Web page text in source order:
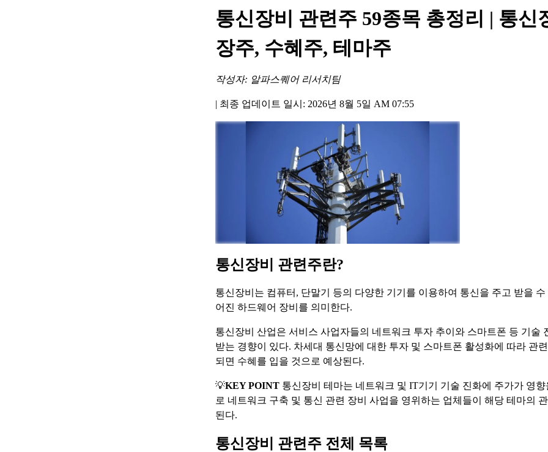
통신장비 관련주 59종목 총정리 | 통신
장주, 수혜주, 테마주
작성자: 알파스퀘어 리서치팀
| 최종 업데이트 일시: 2026년 8월 5일 AM 07:55
통신장비 관련주란?
통신장비는 컴퓨터, 단말기 등의 다양한 기기를 이용하여 통신을 주고 받을
어진 하드웨어 장비를 의미한다.
통신장비 산업은 서비스 사업자들의 네트워크 투자 추이와 스마트폰 등 기술
받는 경향이 있다. 차세대 통신망에 대한 투자 및 스마트폰 활성화에 따라 관
되면 수혜를 입을 것으로 예상된다.
💡KEY POINT 통신장비 테마는 네트워크 및 IT기기 기술 진화에 주가가 영
로 네트워크 구축 및 통신 관련 장비 사업을 영위하는 업체들이 해당 테마의
된다.
통신장비 관련주 전체 목록